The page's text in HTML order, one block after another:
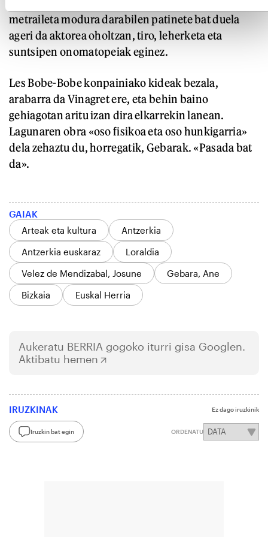
metraileta modura darabilen patinete bat duela
ageri da aktorea oholtzan, tiro, leherketa eta
suntsipen onomatopeiak eginez.
Les Bobe-Bobe konpainiako kideak bezala,
arabarra da Vinagret ere, eta behin baino
gehiagotan aritu izan dira elkarrekin lanean.
Lagunaren obra «oso fisikoa eta oso hunkigarria»
dela zehaztu du, horregatik, Gebarak. «Pasada bat
da».
GAIAK
Arteak eta kultura
Antzerkia
Antzerkia euskaraz
Loraldia
Velez de Mendizabal, Josune
Gebara, Ane
Bizkaia
Euskal Herria
Aukeratu BERRIA gogoko iturri gisa Googlen.
Aktibatu hemen
IRUZKINAK Ez dago iruzkinik
Iruzkin bat egin ORDENATU